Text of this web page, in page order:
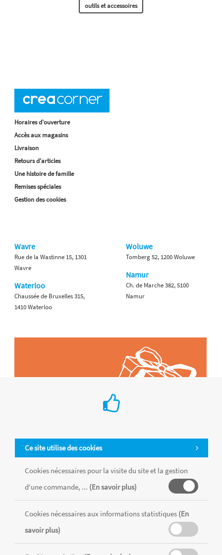
outils et accessoires
Ce site utilise des cookies
Cookies nécessaires pour la visite du site et la gestion
d'une commande, ... (En savoir plus)
Cookies nécessaires aux informations statistiques (En
savoir plus)
Horaires d'ouverture
Accès aux magasins
Livraison
Retours d'articles
Une histoire de famille
Remises spéciales
Gestion des cookies
Wavre
Rue de la Wastinne 15, 1301
Wavre
Waterloo
Chaussée de Bruxelles 315,
1410 Waterloo
Woluwe
Tomberg 52, 1200 Woluwe
Namur
Ch. de Marche 382, 5100
Namur
Tous les produits sont vendus dans la limite des stocks disponibles de
chaque magasin, toutes taxes comprises.